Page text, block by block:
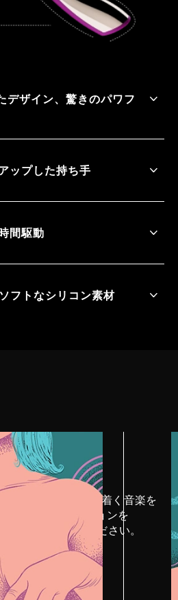
デザイン、驚きのパワフ
、ゆったりとしたリラクゼー
します。
ップした持ち手
ドルで、快感が高まる中で
感が高まる中でもコントロ
間駆動
テリーの駆動時間と10種類
フトなシリコン素材
屋を暗めにし、落ち着く音楽を
パーソナルローションを
Largeに塗ってください。